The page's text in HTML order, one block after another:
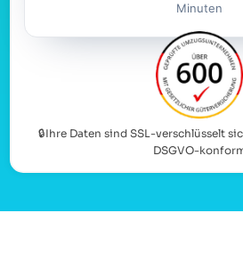
Minuten
🔒Ihre Daten sind SSL-verschlüsselt
DSGVO-